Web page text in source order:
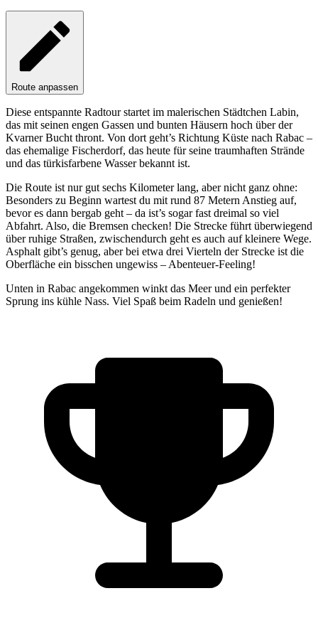
Route anpassen
Diese entspannte Radtour startet im malerischen Städtchen Labin,
das mit seinen engen Gassen und bunten Häusern hoch über der
Kvarner Bucht thront. Von dort geht’s Richtung Küste nach Rabac –
das ehemalige Fischerdorf, das heute für seine traumhaften Strände
und das türkisfarbene Wasser bekannt ist.
Die Route ist nur gut sechs Kilometer lang, aber nicht ganz ohne:
Besonders zu Beginn wartest du mit rund 87 Metern Anstieg auf,
bevor es dann bergab geht – da ist’s sogar fast dreimal so viel
Abfahrt. Also, die Bremsen checken! Die Strecke führt überwiegend
über ruhige Straßen, zwischendurch geht es auch auf kleinere Wege.
Asphalt gibt’s genug, aber bei etwa drei Vierteln der Strecke ist die
Oberfläche ein bisschen ungewiss – Abenteuer-Feeling!
Unten in Rabac angekommen winkt das Meer und ein perfekter
Sprung ins kühle Nass. Viel Spaß beim Radeln und genießen!